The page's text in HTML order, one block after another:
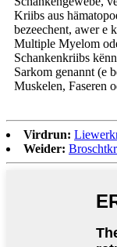
Kriibs aus
bezeechent, awer e
Multiple Myelom
Schankenkriibs
Sarkom genannt (e
Muskelen, Faseren
Virdrun:
Weider: